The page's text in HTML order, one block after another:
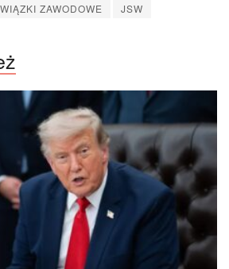
ZAWODOWE JSW